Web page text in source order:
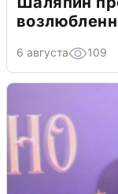
6 августа 109